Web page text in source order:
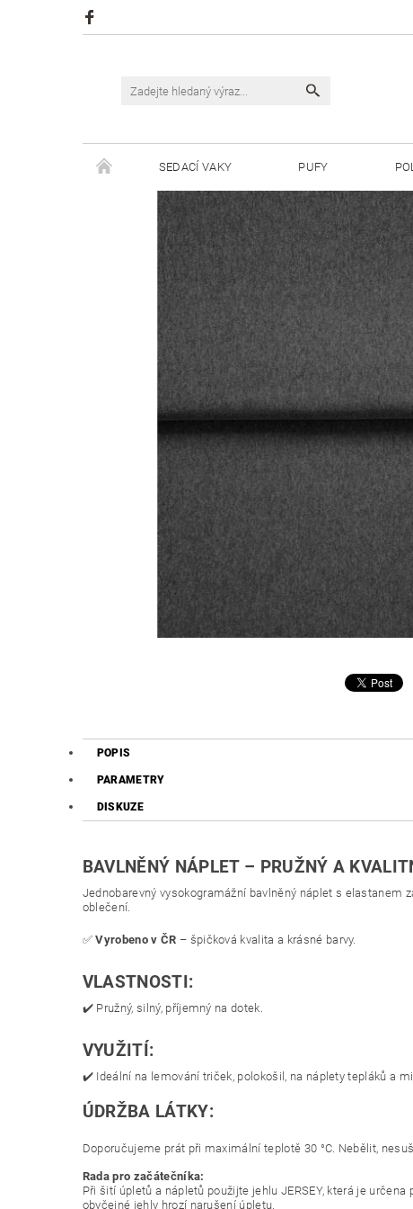
SEDACÍ VAKY PUFY
ŠPAGÁTY JUSTIN ŠPAGÁTY BISKVIT
POPIS
PARAMETRY
DISKUZE
BAVLNĚNÝ NÁPLET – PRUŽNÝ A
Jednobarevný vysokogramážní bavlněný náplet s elastanem
oblečení.
✅Vyrobeno v ČR – špičková kvalita a krásné barvy.
VLASTNOSTI:
✔️ Pružný, silný, příjemný na dotek.
VYUŽITÍ:
✔️ Ideální na lemování triček, polokošil, na náplety tepláků a
ÚDRŽBA LÁTKY:
Doporučujeme prát při maximální teplotě 30 °C. Nebělit,
Rada pro začátečníka:
Při šití úpletů a nápletů použijte jehlu JERSEY, která je
obyčejné jehly hrozí narušení úpletu.